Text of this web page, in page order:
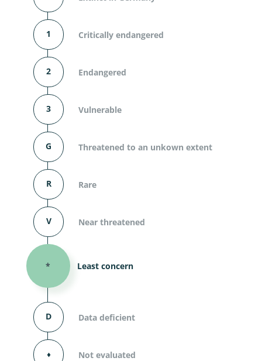
1 Critically endangered
2 Endangered
3 Vulnerable
G Threatened to an unkown extent
R Rare
V Near threatened
* Least concern
D Data deficient
⬧ Not evaluated